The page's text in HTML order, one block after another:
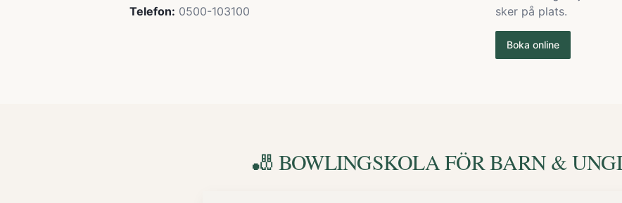
Telefon: 0500-103100
sker på plats.
Boka online
🎳 BOWLINGSKOLA FÖR BARN &